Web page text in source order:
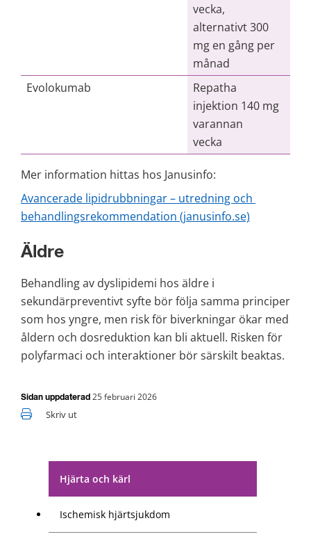
Hjärta och kärl
Ischemisk hjärtsjukdom
vecka,
alternativt 300
mg en gång per
månad
Evolokumab
Repatha
injektion 140 mg
varannan
vecka
Mer information hittas hos Janusinfo:
Avancerade lipidrubbningar – utredning och
behandlings­rekommendation (janusinfo.se)
Äldre
Behandling av dyslipidemi hos äldre i
sekundärpreventivt syfte bör följa samma principer
som hos yngre, men risk för biverkningar ökar med
åldern och dosreduktion kan bli aktuell. Risken för
polyfarmaci och interaktioner bör särskilt beaktas.
Sidan uppdaterad 25 februari 2026
Skriv ut